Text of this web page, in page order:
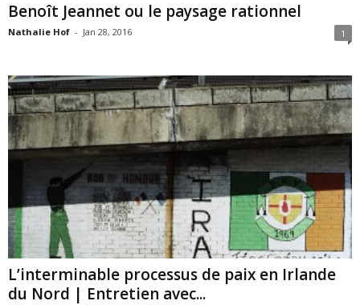
Benoît Jeannet ou le paysage rationnel
Nathalie Hof - Jan 28, 2016 1
L’interminable processus de paix en Irlande
du Nord | Entretien avec...